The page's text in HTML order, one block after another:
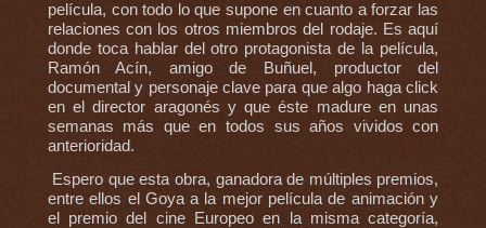
película, con todo lo que supone en cuanto a forzar las
relaciones con los otros miembros del rodaje. Es aquí
donde toca hablar del otro protagonista de la película,
Ramón Acín, amigo de Buñuel, productor del
documental y personaje clave para que algo haga click
en el director aragonés y que éste madure en unas
semanas más que en todos sus años vividos con
anterioridad.
Espero que esta obra, ganadora de múltiples premios,
entre ellos el Goya a la mejor película de animación y
el premio del cine Europeo en la misma categoría,